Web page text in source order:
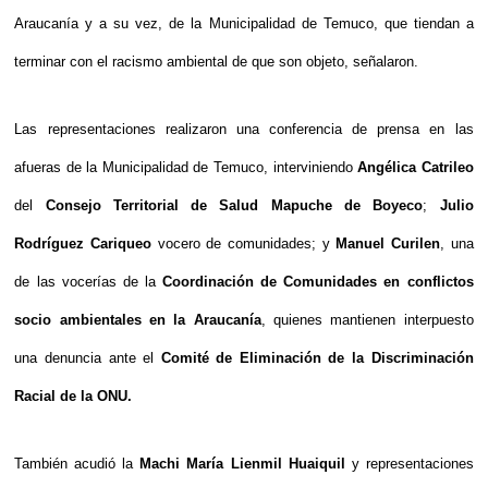
Araucanía y a su vez, de la Municipalidad de Temuco, que tiendan a
terminar con el racismo ambiental de que son objeto, señalaron.
Las representaciones realizaron una conferencia de prensa en las
afueras de la Municipalidad de Temuco, interviniendoAngélica Catrileo
del Consejo Territorial de Salud Mapuche de Boyeco; Julio
Rodríguez Cariqueo vocero de comunidades; y Manuel Curilen, una
de las vocerías de laCoordinación de Comunidades en conflictos
socio ambientales en la Araucanía, quienes mantienen interpuesto
una denuncia ante el Comité de Eliminación de la Discriminación
Racial de la ONU.
También acudió la Machi María Lienmil Huaiquil y representaciones